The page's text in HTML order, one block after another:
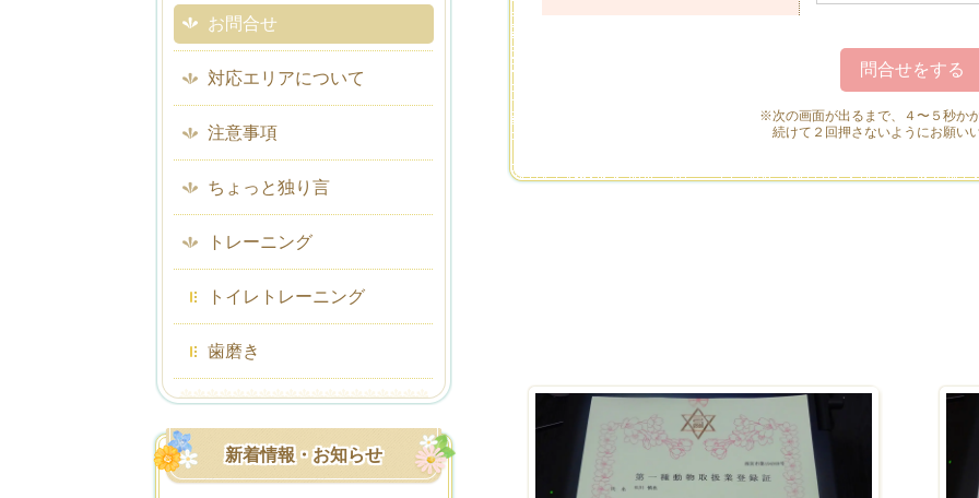
※次の画面が出るまで、４〜５秒か
続けて２回押さないようにお願い
お問合せ
対応エリアについて
注意事項
ちょっと独り言
トレーニング
トイレトレーニング
歯磨き
新着情報・お知らせ